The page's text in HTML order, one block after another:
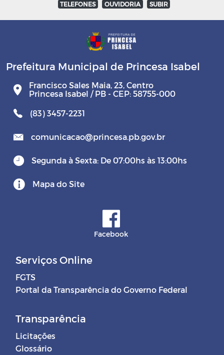
TELEFONES OUVIDORIA SUBIR
Prefeitura Municipal de Princesa Isabel
Francisco Sales Maia, 23, Centro
Princesa Isabel / PB - CEP: 58755-000
(83) 3457-2231
comunicacao@princesa.pb.gov.br
Segunda à Sexta: De 07:00hs às 13:00hs
Mapa do Site
Facebook
Serviços Online
FGTS
Portal da Transparência do Governo Federal
Transparência
Licitações
Glossário